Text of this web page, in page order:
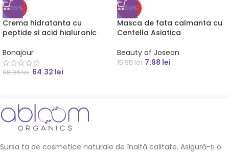
-35%
Crema hidratanta cu
peptide si acid hialuronic
Bonajour
98.95lei 64.32 lei
-50%
Masca de fata calmanta cu
Centella Asiatica
Beauty of Joseon
15.95lei 7.98 lei
Sursa ta de cosmetice naturale de înaltă calitate. Asigură-ți o